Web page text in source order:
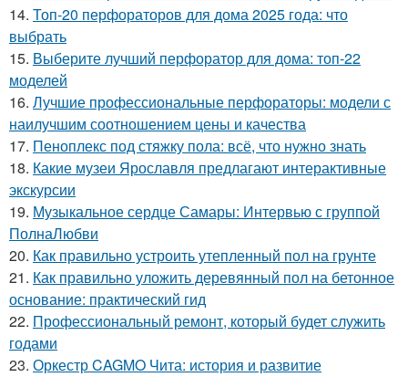
14. Топ-20 перфораторов для дома 2025 года: что
выбрать
15. Выберите лучший перфоратор для дома: топ-22
моделей
16. Лучшие профессиональные перфораторы: модели с
наилучшим соотношением цены и качества
17. Пеноплекс под стяжку пола: всё, что нужно знать
18. Какие музеи Ярославля предлагают интерактивные
экскурсии
19. Музыкальное сердце Самары: Интервью с группой
ПолнаЛюбви
20. Как правильно устроить утепленный пол на грунте
21. Как правильно уложить деревянный пол на бетонное
основание: практический гид
22. Профессиональный ремонт, который будет служить
годами
23. Оркестр CAGMO Чита: история и развитие